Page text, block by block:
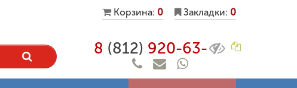
Корзина: 0 Закладки: 0
8 (812) 920-63-